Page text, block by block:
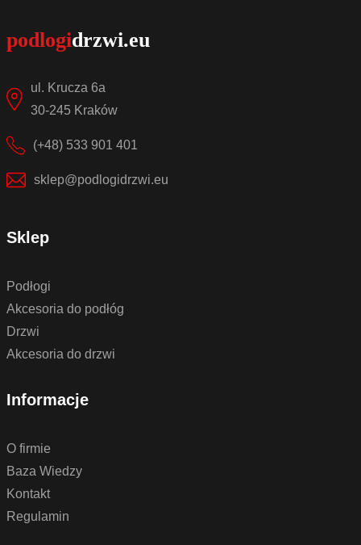
ul. Krucza 6a
30-245 Kraków
(+48) 533 901 401
sklep@podlogidrzwi.eu
Sklep
Podłogi
Akcesoria do podłóg
Drzwi
Akcesoria do drzwi
Informacje
O firmie
Baza Wiedzy
Kontakt
Regulamin